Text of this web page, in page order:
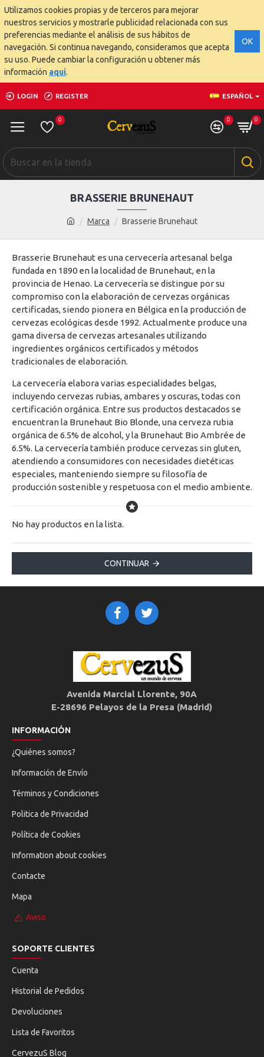
Utilizamos cookies propias y de terceros para mejorar
nuestros servicios y mostrarle publicidad relacionada con sus
preferencias mediante el análisis de sus hábitos de
navegación. Si continua navegando, consideramos que acepta
su uso. Puede cambiar la configuración u obtener más
información aquí.
OK
LOGIN REGISTER ESPAÑOL
0 0 0
Marca Brasserie Brunehaut
BRASSERIE BRUNEHAUT
Brasserie Brunehaut es una cervecería artesanal belga
fundada en 1890 en la localidad de Brunehaut, en la
provincia de Henao. La cervecería se distingue por su
compromiso con la elaboración de cervezas orgánicas
certificadas, siendo pionera en Bélgica en la producción de
cervezas ecológicas desde 1992. Actualmente produce una
gama diversa de cervezas artesanales utilizando
ingredientes orgánicos certificados y métodos
tradicionales de elaboración.
La cervecería elabora varias especialidades belgas,
incluyendo cervezas rubias, ambares y oscuras, todas con
certificación orgánica. Entre sus productos destacados se
encuentran la Brunehaut Bio Blonde, una cerveza rubia
orgánica de 6.5% de alcohol, y la Brunehaut Bio Ambrée de
6.5%. La cervecería también produce cervezas sin gluten,
atendiendo a consumidores con necesidades dietéticas
especiales, manteniendo siempre su filosofía de
producción sostenible y respetuosa con el medio ambiente.
No hay productos en la lista.
CONTINUAR
Avenida Marcial Llorente, 90A
E-28696 Pelayos de la Presa (Madrid)
INFORMACIÓN
¿Quiénes somos?
Información de Envío
Términos y Condiciones
Politica de Privacidad
Política de Cookies
Information about cookies
Contacte
Mapa
Aviso
SOPORTE CLIENTES
Cuenta
Historial de Pedidos
Devoluciones
Lista de Favoritos
CervezuS Blog